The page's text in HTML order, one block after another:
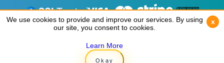
Copyright © 2019 Rent 'n Connect
We use cookies to provide and improve our services. By using
our site, you consent to cookies.
Learn More
Okay
x
We use cookies to provide and improve our services. By using
our site, you consent to cookies.
Learn More
Okay
x